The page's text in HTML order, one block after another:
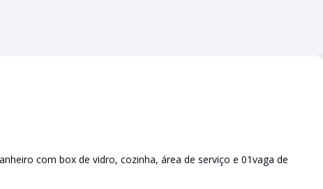
com box de vidro, cozinha, área de serviço e 01vaga de